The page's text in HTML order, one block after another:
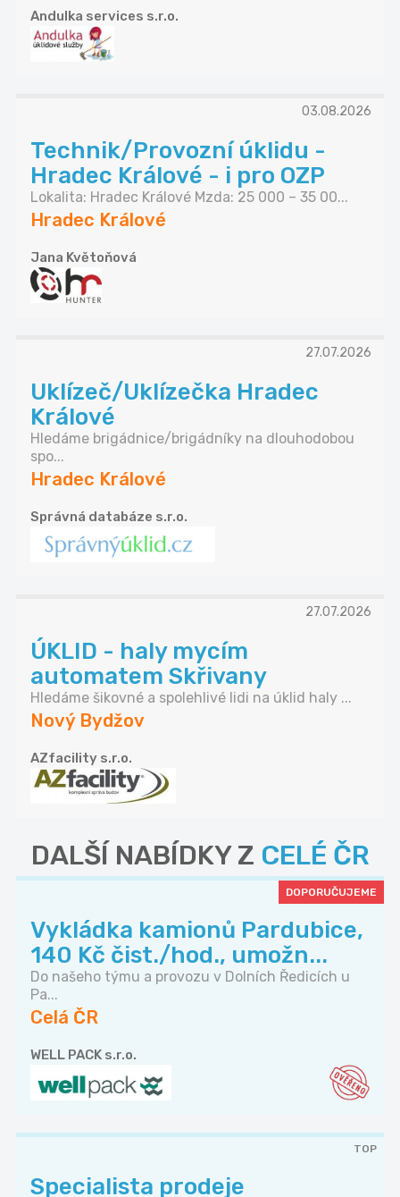
Andulka services s.r.o.
03.08.2026
Technik/Provozní úklidu -
Hradec Králové - i pro OZP
Lokalita: Hradec Králové Mzda: 25 000 – 35 00...
Hradec Králové
Jana Květoňová
27.07.2026
Uklízeč/Uklízečka Hradec
Králové
Hledáme brigádnice/brigádníky na dlouhodobou
spo...
Hradec Králové
Správná databáze s.r.o.
27.07.2026
ÚKLID - haly mycím
automatem Skřivany
Hledáme šikovné a spolehlivé lidi na úklid haly ...
Nový Bydžov
AZfacility s.r.o.
DALŠÍ NABÍDKY Z CELÉ ČR
DOPORUČUJEME
Vykládka kamionů Pardubice,
140 Kč čist./hod., umožn...
Do našeho týmu a provozu v Dolních Ředicích u
Pa...
Celá ČR
WELL PACK s.r.o.
TOP
Specialista prodeje